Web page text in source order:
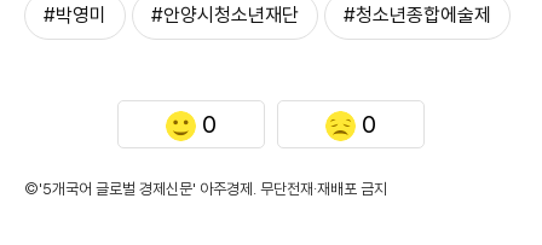
#박영미 #안양시청소년재단 #청소년종합에술제
0 0
©'5개국어 글로벌 경제신문' 아주경제. 무단전재·재배포 금지